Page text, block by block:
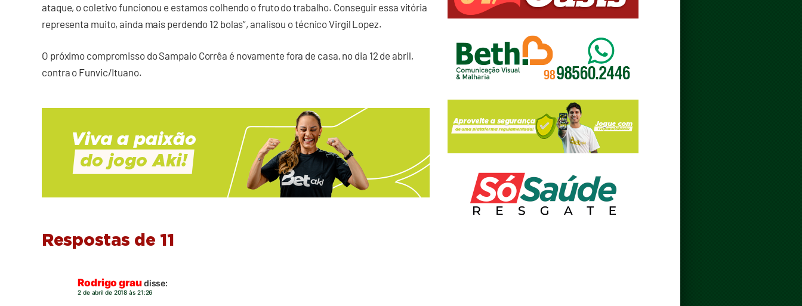
ataque, o coletivo funcionou e estamos colhendo o fruto do trabalho. Conseguir essa vitória
representa muito, ainda mais perdendo 12 bolas”, analisou o técnico Virgil Lopez.
O próximo compromisso do Sampaio Corrêa é novamente fora de casa, no dia 12 de abril,
contra o Funvic/Ituano.
Respostas de 11
Rodrigo graudisse:
2 de abril de 2018 às 21:26